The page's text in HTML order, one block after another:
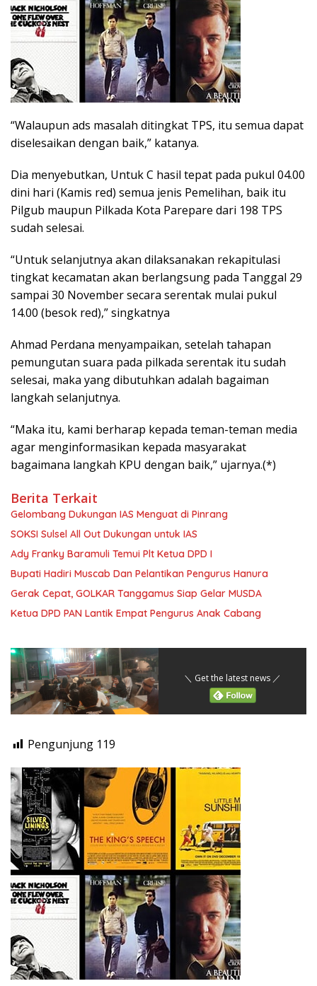
“Walaupun ads masalah ditingkat TPS, itu semua dapat
diselesaikan dengan baik,” katanya.
Dia menyebutkan, Untuk C hasil tepat pada pukul 04.00
dini hari (Kamis red) semua jenis Pemelihan, baik itu
Pilgub maupun Pilkada Kota Parepare dari 198 TPS
sudah selesai.
“Untuk selanjutnya akan dilaksanakan rekapitulasi
tingkat kecamatan akan berlangsung pada Tanggal 29
sampai 30 November secara serentak mulai pukul
14.00 (besok red),” singkatnya
Ahmad Perdana menyampaikan, setelah tahapan
pemungutan suara pada pilkada serentak itu sudah
selesai, maka yang dibutuhkan adalah bagaiman
langkah selanjutnya.
“Maka itu, kami berharap kepada teman-teman media
agar menginformasikan kepada masyarakat
bagaimana langkah KPU dengan baik,” ujarnya.(*)
Berita Terkait
Gelombang Dukungan IAS Menguat di Pinrang
SOKSI Sulsel All Out Dukungan untuk IAS
Ady Franky Baramuli Temui Plt Ketua DPD I
Bupati Hadiri Muscab Dan Pelantikan Pengurus Hanura
Gerak Cepat, GOLKAR Tanggamus Siap Gelar MUSDA
Ketua DPD PAN Lantik Empat Pengurus Anak Cabang
＼ Get the latest news ／
Pengunjung 119